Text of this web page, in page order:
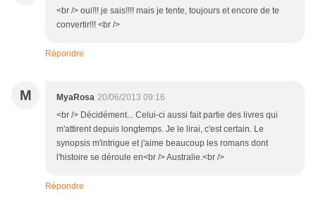
<br /> oui!!! je sais!!!! mais je tente, toujours et encore de te
convertir!!! <br />
Répondre
M MyaRosa 20/06/2013 09:16
<br /> Décidément... Celui-ci aussi fait partie des livres qui
m'attirent depuis longtemps. Je le lirai, c'est certain. Le
synopsis m'intrigue et j'aime beaucoup les romans dont
l'histoire se déroule en<br /> Australie.<br />
Répondre